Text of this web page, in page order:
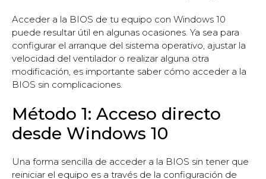
Acceder a la BIOS de tu equipo con Windows 10
puede resultar útil en algunas ocasiones. Ya sea para
configurar el arranque del sistema operativo, ajustar la
velocidad del ventilador o realizar alguna otra
modificación, es importante saber cómo acceder a la
BIOS sin complicaciones.
Método 1: Acceso directo
desde Windows 10
Una forma sencilla de acceder a la BIOS sin tener que
reiniciar el equipo es a través de la configuración de